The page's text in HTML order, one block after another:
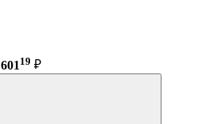
601 19 ₽